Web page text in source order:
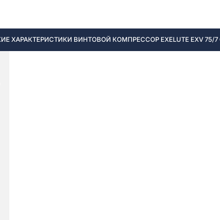
ХАРАКТЕРИСТИКИ ВИНТОВОЙ КОМПРЕССОР EXELUTE EXV 75/7